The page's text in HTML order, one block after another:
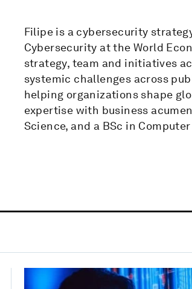
Filipe is a cybersecurity
Cybersecurity at the World
strategy, team and initiatives
systemic challenges across
helping organizations shape
expertise with business
Science, and a BSc in